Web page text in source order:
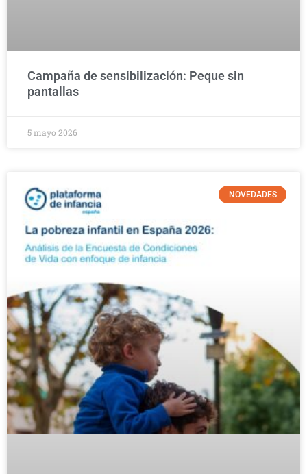
Campaña de sensibilización: Peque sin
pantallas
5 mayo 2026
NOVEDADES